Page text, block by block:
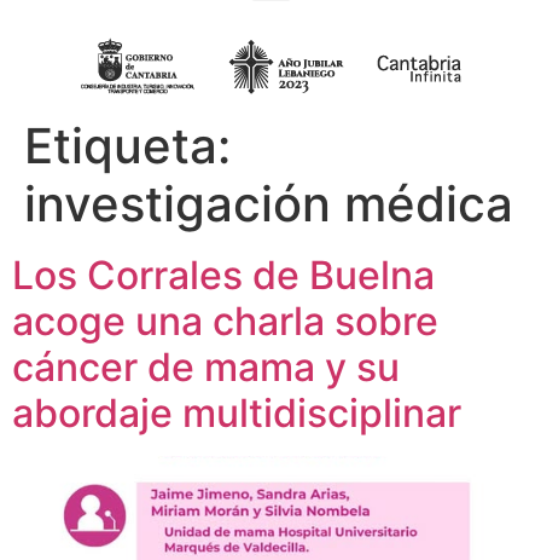
Etiqueta:
investigación médica
Los Corrales de Buelna
acoge una charla sobre
cáncer de mama y su
abordaje multidisciplinar